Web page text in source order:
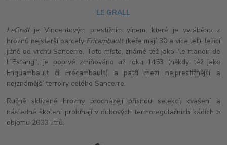
LE GRALL
LeGrallje Vincentovým prestižním vínem, které je vyráběno z
hroznů nejstarší parcely Fricambault(keře mají 30 a více let), ležící
jižně od vrchu Sancerre. Toto místo, známé též jako "le manoir de
l´Estang", je poprvé zmiňováno už roku 1453 (někdy též jako
Friquambault či Frécambault) a patří mezi nejprestižnější a
nejznámější terroiry celého Sancerre.
Ručně sklízené hrozny procházejí přísnou selekcí, kvašení a
následné školení probíhají v dubových termoregulačních kádích o
objemu 2000 litrů.